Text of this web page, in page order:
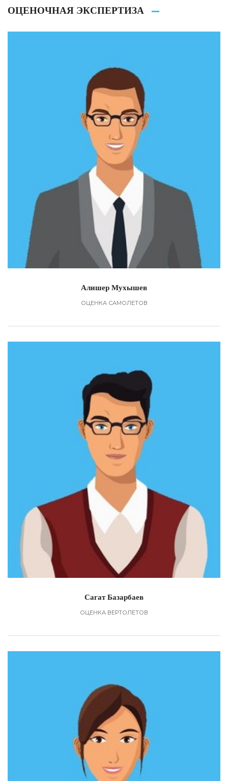
ОЦЕНОЧНАЯ ЭКСПЕРТИЗА
Алишер Мухышев
ОЦЕНКА САМОЛЕТОВ
Сагат Базарбаев
ОЦЕНКА ВЕРТОЛЕТОВ